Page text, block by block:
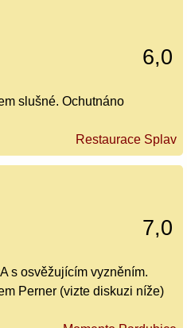
6,0
slušné. Ochutnáno
Restaurace Splav
7,0
s osvěžujícím vyzněním.
Perner (vizte diskuzi níže)